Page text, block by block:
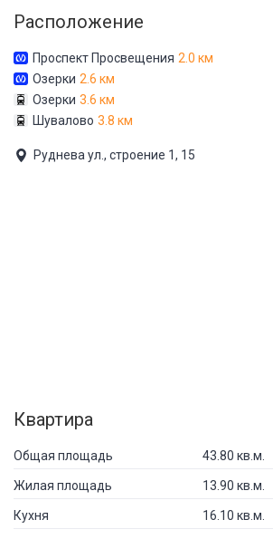
Расположение
Проспект Просвещения 2.0 км
Озерки 2.6 км
Озерки 3.6 км
Шувалово 3.8 км
Руднева ул., строение 1, 15
Квартира
Общая площадь 43.80 кв.м.
Жилая площадь 13.90 кв.м.
Кухня 16.10 кв.м.